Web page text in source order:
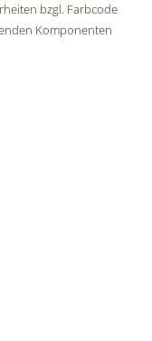
bzgl. Farbcode
Komponenten